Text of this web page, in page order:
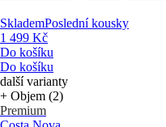
SklademPoslední kousky
1 499 Kč
Do košíku
Do košíku
další varianty
+ Objem (2)
Premium